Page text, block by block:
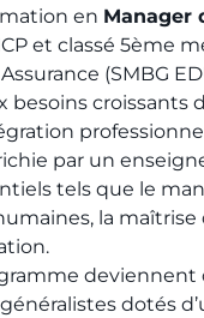
en Manager
et classé 5ème
(SMBG
besoins croissants
par un
tels que le
la maîtrise
deviennent
généralistes dotés